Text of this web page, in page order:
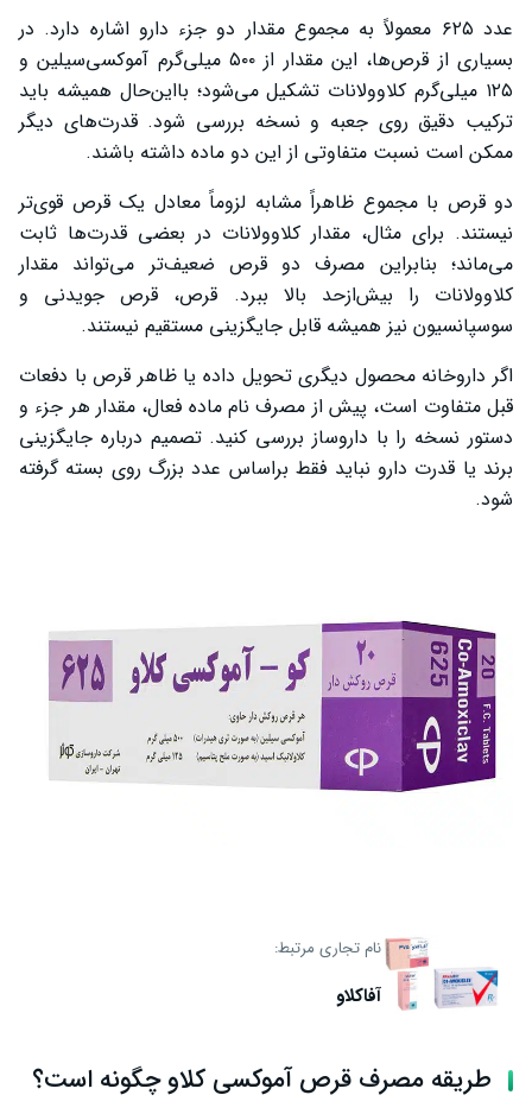
عدد ۶۲۵ معمولاً به مجموع مقدار دو جزء دارو اشاره دارد. در
بسیاری از قرص‌ها، این مقدار از ۵۰۰ میلی‌گرم آموکسی‌سیلین و
۱۲۵ میلی‌گرم کلاوولانات تشکیل می‌شود؛ بااین‌حال همیشه باید
ترکیب دقیق روی جعبه و نسخه بررسی شود. قدرت‌های دیگر
ممکن است نسبت متفاوتی از این دو ماده داشته باشند.
دو قرص با مجموع ظاهراً مشابه لزوماً معادل یک قرص قوی‌تر
نیستند. برای مثال، مقدار کلاوولانات در بعضی قدرت‌ها ثابت
می‌ماند؛ بنابراین مصرف دو قرص ضعیف‌تر می‌تواند مقدار
کلاوولانات را بیش‌ازحد بالا ببرد. قرص، قرص جویدنی و
سوسپانسیون نیز همیشه قابل جایگزینی مستقیم نیستند.
اگر داروخانه محصول دیگری تحویل داده یا ظاهر قرص با دفعات
قبل متفاوت است، پیش از مصرف نام ماده فعال، مقدار هر جزء و
دستور نسخه را با داروساز بررسی کنید. تصمیم درباره جایگزینی
برند یا قدرت دارو نباید فقط براساس عدد بزرگ روی بسته گرفته
شود.
نام تجاری مرتبط:
آفاکلاو
طریقه مصرف قرص آموکسی کلاو چگونه است؟